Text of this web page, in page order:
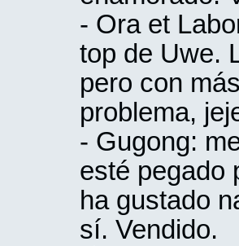
- Ora et
top de Uwe.
pero con
problema,
- Gugong:
esté pegado
ha gustado
sí. Vendido.